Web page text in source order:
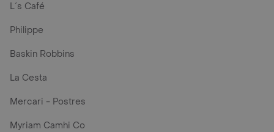
L´s Café
Philippe
Baskin Robbins
La Cesta
Mercari - Postres
Myriam Camhi Co